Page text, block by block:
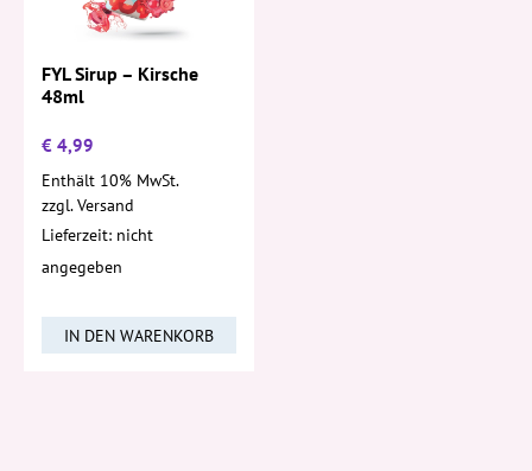
FYL Sirup – Kirsche
48ml
€ 4,99
Enthält 10% MwSt.
zzgl.Versand
Lieferzeit: nicht
angegeben
IN DEN WARENKORB